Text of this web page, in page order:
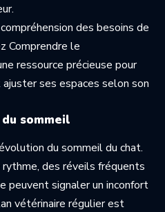
des besoins de
Comprendre le
ressource précieuse pour
ses espaces selon son
sommeil
du sommeil du chat.
des réveils fréquents
peuvent signaler un inconfort
vétérinaire régulier est